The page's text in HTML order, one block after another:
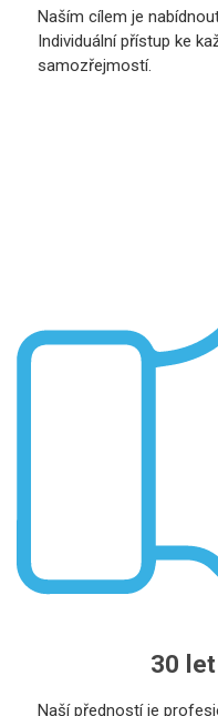
Naším cílem je
Individuální přístup ke
samozřejmostí.
30
Naší předností je